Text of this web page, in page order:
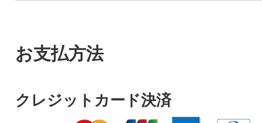
お支払方法
クレジットカード決済